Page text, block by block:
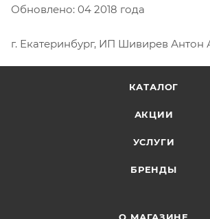
Обновлено: 04 2018 года
г. Екатеринбург, ИП Шивирев Антон
КАТАЛОГ
АКЦИИ
УСЛУГИ
БРЕНДЫ